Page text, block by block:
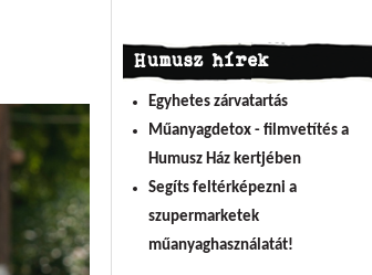
Humusz hírek
Egyhetes zárvatartás
Műanyagdetox - filmvetítés a
Humusz Ház kertjében
Segíts feltérképezni a
szupermarketek
műanyaghasználatát!